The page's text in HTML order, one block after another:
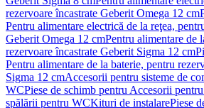
rezervoare încastrate Geberit Omega 12 cm
Pentru alimentare electrică de la reţea,
Geberit Omega 12 cmPentru alimentare de
rezervoare încastrate Geberit Sigma 12 cm
Pentru alimentare de la baterie, pentru
Sigma 12 cmAccesorii pentru sisteme de
WCPiese de schimb pentru Accesorii
spălării pentru WCKituri de instalarePiese